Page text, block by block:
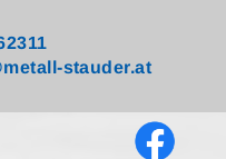
stauder.at